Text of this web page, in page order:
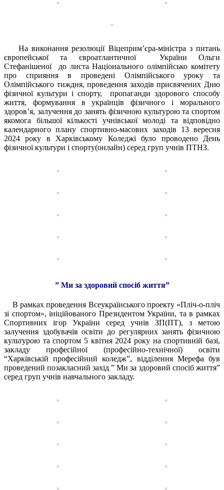
На виконання резолюції Віцеприм’єра-міністра з питань
європейської та євроатлантичної України Ольги
Стефанішеної до листа Національного олімпійсько комітету
про сприяння в проведені Олімпійського уроку та
Олімпійського тиждня, проведення заходів присвячених Дню
фізичної культури і спорту, пропаганди здорового способу
життя, формування в українців фізичного і морального
здоров’я, залучення до занять фізичною культурою та спортом
якомога більшої кількості учнівської молоді та відповідно
календарного плану спортивно-масових заходів 13 вересня
2024 року в Харківському Коледжі було проводено День
фізичної культури і спорту(онлайн) серед груп учнів ПТНЗ.
” Ми за здоровий спосіб життя”
В рамках проведення Всеукраїнського проекту «Пліч-о-пліч
зі спортом», ініційованого Президентом України, та в рамках
Спортивних ігор України серед учнів ЗП(ПТ), з метою
залучення здобувачів освіти до регулярних занять фізичною
культурою та спортом 5 квітня 2024 року на спортивній базі,
закладу професійної (професійно-технічної) освіти
“Харківській професійний коледж”, відділення Мерефа був
проведений позакласний захід ” Ми за здоровий спосіб життя”
серед груп учнів навчального закладу.